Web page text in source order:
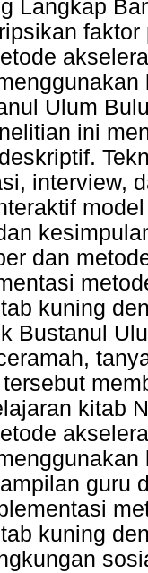
Langkap
Ulum
ini
interview,
dan
kuning
Bustanul
kitab
guru
kuning